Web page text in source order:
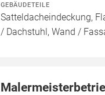
GEBÄUDETEILE
Satteldacheindeckung,
/ Dachstuhl, Wand /